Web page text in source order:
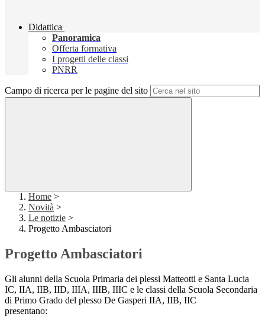
Didattica
Panoramica
Offerta formativa
I progetti delle classi
PNRR
Campo di ricerca per le pagine del sito
Home >
Novità >
Le notizie >
Progetto Ambasciatori
Progetto Ambasciatori
Gli alunni della Scuola Primaria dei plessi Matteotti e Santa Lucia
IC, IIA, IIB, IID, IIIA, IIIB, IIIC e le classi della Scuola Secondaria
di Primo Grado del plesso De Gasperi IIA, IIB, IIC
presentano: